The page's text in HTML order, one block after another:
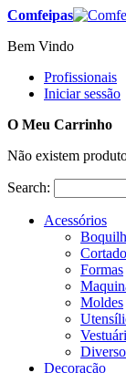
Comfeipas
Bem Vindo
Profissionais
Iniciar sessão
O Meu Carrinho
Não existem
Search:
Acessórios
Formas
Moldes
Decoração